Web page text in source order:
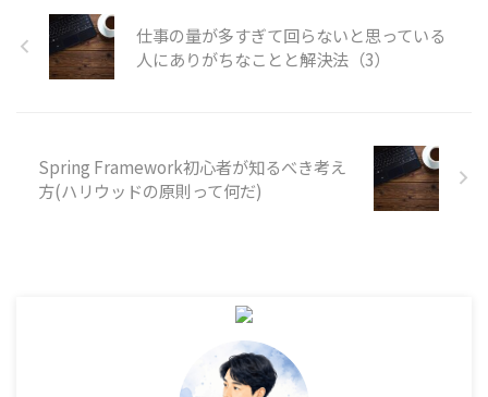
分でやりすぎ問題 前回の記事
では、仕事を引き受けすぎじ
ゃない？って話をし ...
が本当に囚われてはいけないの
でしょうか。もう少し言うな
らば、固定観念があると柔軟
既成概念や固定観念は悪では
ありません。 なぜか。それは
既成概念や固定観念という言
仕事の量が多すぎて回らないと思っている
人にありがちなことと解決法（3）
Spring Framework初心者が知るべき考え
方(ハリウッドの原則って何だ)